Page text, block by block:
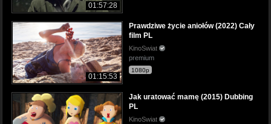
01:57:28
01:15:53
Prawdziwe życie aniołów (2022) Cały
film PL
KinoSwiat
premium
1080p
Jak uratować mamę (2015) Dubbing
PL
KinoSwiat